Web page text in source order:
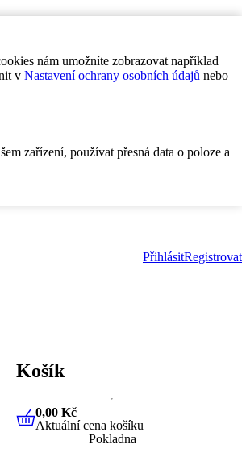
nám umožníte zobrazovat například
v Nastavení ochrany osobních údajů nebo
zařízení, používat přesná data o poloze a
PřihlásitRegistrovat
Košík
0,00 KčAktuální cena košíku
0,00 Kč
Aktuální cena košíku
Pokladna